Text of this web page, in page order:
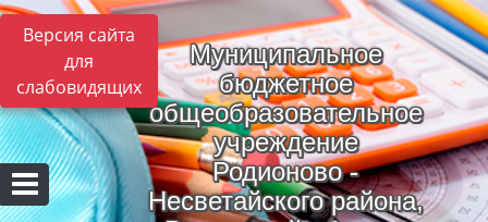
Версия сайта
для
слабовидящих
Муниципальное
бюджетное
общеобразовательное
учреждение
Родионово -
Несветайского района,